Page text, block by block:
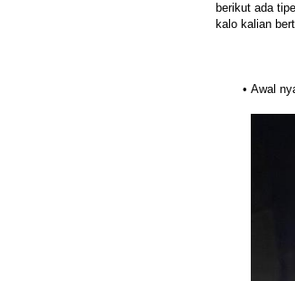
berikut ada
kalo kalian
Awal